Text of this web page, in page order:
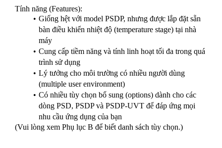
Tính năng (Features):
Giống hệt với model PSDP, nhưng được lắp đặt sẵn
bàn điều khiển nhiệt độ (temperature stage) tại nhà
máy
Cung cấp tiềm năng và tính linh hoạt tối đa trong quá
trình sử dụng
Lý tưởng cho môi trường có nhiều người dùng
(multiple user environment)
Có nhiều tùy chọn bổ sung (options) dành cho các
dòng PSD, PSDP và PSDP-UVT để đáp ứng mọi
nhu cầu ứng dụng của bạn
(Vui lòng xem Phụ lục B để biết danh sách tùy chọn.)